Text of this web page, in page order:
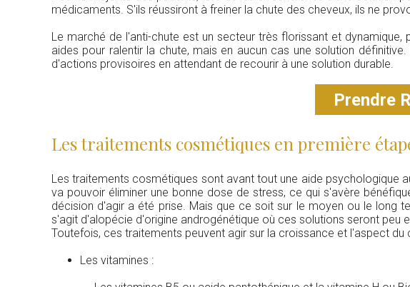
médicaments. S'ils réussiront à freiner la chute des cheveux, ils ne
Le marché de l'anti-chute est un secteur très florissant et
aides pour ralentir la chute, mais en aucun cas une solution
d'actions provisoires en attendant de recourir à une solution durable.
Prendre
Les traitements cosmétiques en première
Les traitements cosmétiques sont avant tout une aide psychologique
va pouvoir éliminer une bonne dose de stress, ce qui s'avère
décision d'agir a été prise. Mais que ce soit sur le moyen ou le long
s'agit d'alopécie d'origine androgénétique où ces solutions seront peu
Toutefois, ces traitements peuvent agir sur la croissance et l'aspect
Les vitamines :